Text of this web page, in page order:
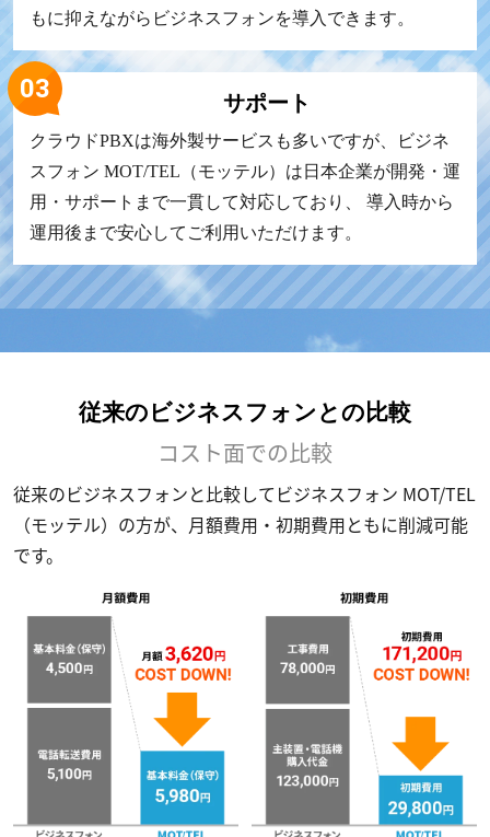
もに抑えながらビジネスフォンを導入できます。
サポート
クラウドPBXは海外製サービスも多いですが、ビジネ
スフォン MOT/TEL（モッテル）は日本企業が開発・運
用・サポートまで一貫して対応しており、 導入時から
運用後まで安心してご利用いただけます。
従来のビジネスフォンとの比較
コスト面での比較
従来のビジネスフォンと比較してビジネスフォン MOT/TEL
（モッテル）の方が、月額費用・初期費用ともに削減可能
です。